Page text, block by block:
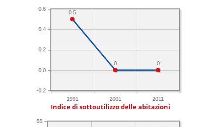
1991 2001 2011
-0.2
0.0
0.2
0.4
0.6
0
0
0.5
Indice di sottoutilizzo delle abitazioni
55